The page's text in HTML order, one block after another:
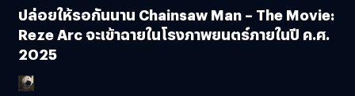
ปล่อยให้รอกันนาน Chainsaw Man – The Movie:
Reze Arc จะเข้าฉายในโรงภาพยนตร์ภายในปี ค.ศ.
2025